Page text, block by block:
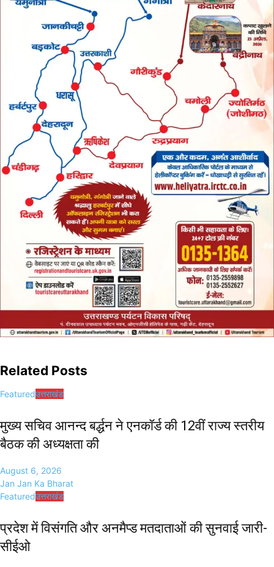
Related Posts
Featuredउत्तराखंड
मुख्य सचिव आनन्द बर्द्धन ने एनकॉर्ड की 12वीं राज्य स्तरीय
बैठक की अध्यक्षता की
August 6, 2026
Jan Jan Ka Bharat
Featuredउत्तराखंड
प्रदेश में विसंगति और अनमैप्ड मतदाताओं की सुनवाई जारी-
सीईओ